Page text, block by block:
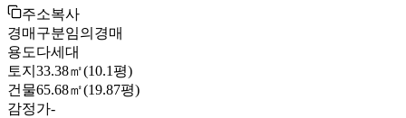
주소복사
경매구분임의경매
용도다세대
토지 33.38㎡(10.1평)
건물65.68㎡(19.87평)
감정가-